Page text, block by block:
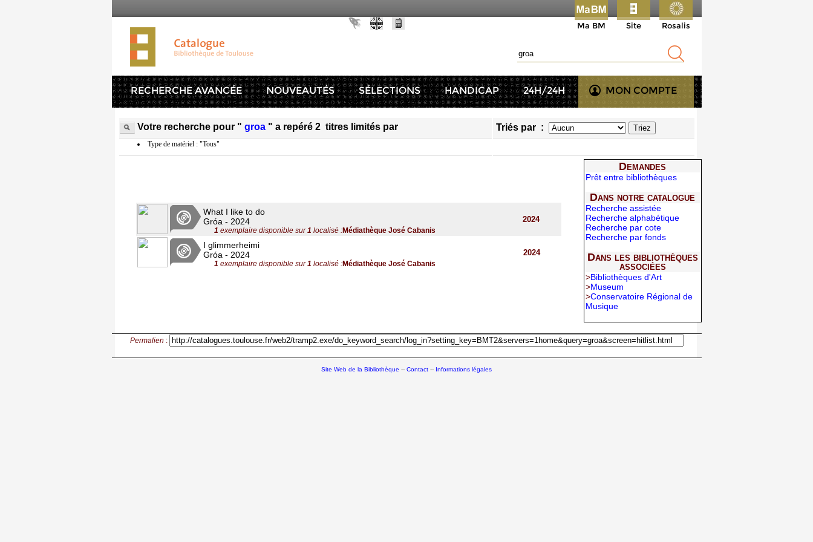
Rosalis
Site
Ma BM
RECHERCHE AVANCÉE NOUVEAUTÉS SÉLECTIONS HANDICAP 24H/24H MON COMPTE
Votre recherche pour " groa " a repéré 2 titres limités par Triés par :
Type de matériel : "Tous"
What I like to do
Gróa - 2024
1 exemplaire disponible sur1 localisé :Médiathèque José Cabanis
2024
I glimmerheimi
Gróa - 2024
1 exemplaire disponible sur1 localisé :Médiathèque José Cabanis
2024
Demandes
Prêt entre bibliothèques
Dans notre catalogue
Recherche assistée
Recherche alphabétique
Recherche par cote
Recherche par fonds
Dans les bibliothèques
associées
>Bibliothèques d'Art
>Museum
>Conservatoire Régional de
Musique
Permalien :
Site Web de la Bibliothèque -- Contact -- Informations légales